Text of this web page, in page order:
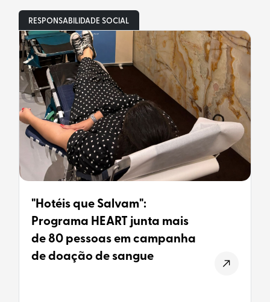
RESPONSABILIDADE SOCIAL
"Hotéis que Salvam":
Programa HEART junta mais
de 80 pessoas em campanha
de doação de sangue